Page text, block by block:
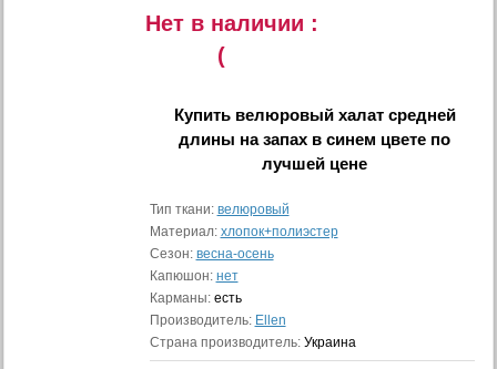
Нет в наличии :
(
Купить велюровый халат средней
длины на запах в синем цвете по
лучшей цене
Тип ткани: велюровый
Материал: хлопок+полиэстер
Сезон: весна-осень
Капюшон: нет
Карманы: есть
Производитель: Ellen
Страна производитель: Украина